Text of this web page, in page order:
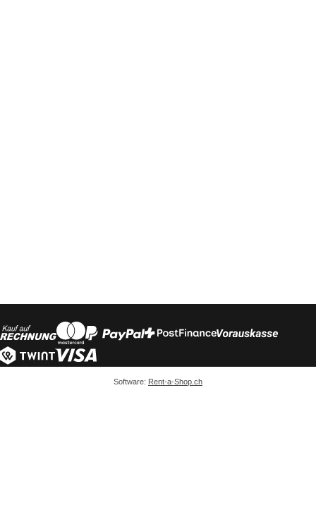
Software: Rent-a-Shop.ch